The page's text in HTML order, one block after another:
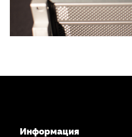
Информация